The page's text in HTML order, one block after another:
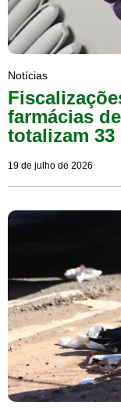
Notícias
farmácias
totalizam 33
19 de julho de 2026